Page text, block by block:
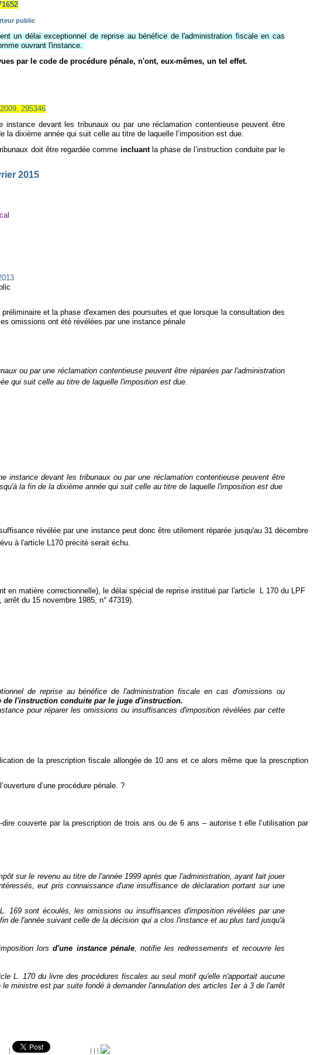
public
un délai exceptionnel de reprise au bénéfice de l'administration fiscale en cas
ouvrant l'instance.
par le code de procédure pénale, n'ont, eux-mêmes, un tel effet.
295346
devant les tribunaux ou par une réclamation contentieuse peuvent être
la dixième année qui suit celle au titre de laquelle l’imposition est due.
doit être regardée comme incluantla phase de l’instruction conduite par le
2015
et la phase d'examen des poursuites et que lorsque la consultation des
omissions ont été révélées par une instance pénale
ou par une réclamation contentieuse peuvent être réparées par l'administration
qui suit celle au titre de laquelle l'imposition est due.
devant les tribunaux ou par une réclamation contentieuse peuvent être
la fin de la dixième année qui suit celle au titre de laquelle l'imposition est due
révélée par une instance peut donc être utilement réparée jusqu'au 31 décembre
à l'article L170 précité serait échu.
en matière correctionnelle), le délai spécial de reprise institué par l'article
L 170 du LPF
du 15 novembre 1985, n° 47319).
de reprise au bénéfice de l'administration fiscale en cas d'omissions ou
de l'instruction conduite par le juge d'instruction.
pour réparer les omissions ou insuffisances d'imposition révélées par cette
de la prescription fiscale allongée de 10 ans et ce alors même que la prescription
d’une procédure pénale. ?
couverte par la prescription de trois ans ou de 6 ans – autorise t elle l’utilisation par
sur le revenu au titre de l'année 1999 après que l'administration, ayant fait jouer
eut pris connaissance d'une insuffisance de déclaration portant sur une
sont écoulés, les omissions ou insuffisances d'imposition révélées par une
de l'année suivant celle de la décision qui a clos l'instance et au plus tard jusqu'à
lorsd'une instance pénale, notifie les redressements et recouvre les
L. 170 du livre des procédures fiscales au seul motif qu'elle n'apportait aucune
ministre est par suite fondé à demander l'annulation des articles 1er à 3 de l'arrêt